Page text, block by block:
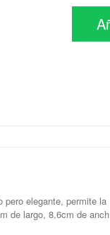
elegante, permite la
de largo, 8,6cm de anch